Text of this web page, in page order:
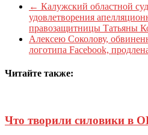
← Калужский областной
удовлетворения
правозащитницы Татьяны
Алексею Соколову,
логотипа Facebook,
Читайте также:
Что творили силовики в